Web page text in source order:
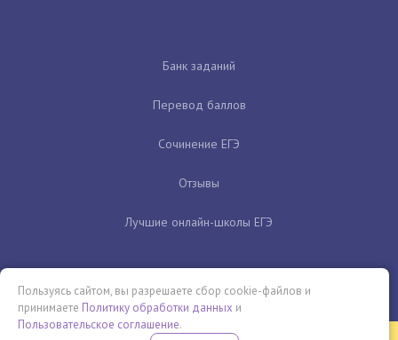
Банк заданий
Перевод баллов
Сочинение ЕГЭ
Отзывы
Лучшие онлайн-школы ЕГЭ
Пользуясь сайтом, вы разрешаете сбор cookie-файлов и
принимаете Политику обработки данных и
Пользовательское соглашение.